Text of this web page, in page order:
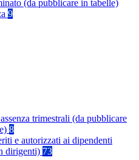
(da pubblicare in tabelle)
9
trimestrali (da pubblicare
8
e autorizzati ai dipendenti
dirigenti) 73